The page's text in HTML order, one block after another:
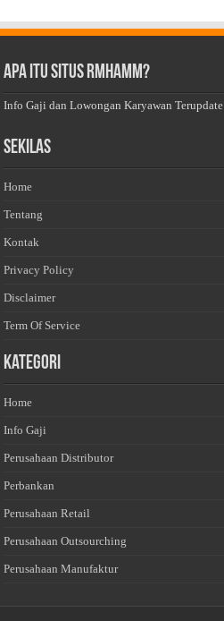
Apa Itu Situs Rmhamm?
Info Gaji dan Lowongan Karyawan Terupdate
Sekilas
Home
Tentang
Kontak
Privacy Policy
Disclaimer
Term Of Service
Kategori
Home
Info Gaji
Perusahaan Distributor
Perbankan
Perusahaan Retail
Perusahaan Outsourching
Perusahaan Manufaktur